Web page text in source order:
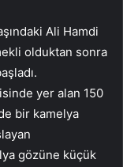
Ali Hamdi
olduktan sonra
yer alan 150
bir kamelya
gözüne küçük